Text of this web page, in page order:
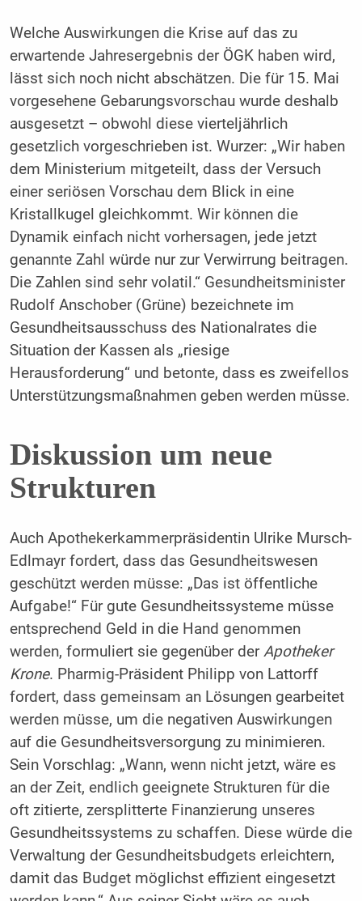
Welche Auswirkungen die Krise auf das zu
erwartende Jahresergebnis der ÖGK haben wird,
lässt sich noch nicht abschätzen. Die für 15. Mai
vorgesehene Gebarungsvorschau wurde deshalb
ausgesetzt – obwohl diese vierteljährlich
gesetzlich vorgeschrieben ist. Wurzer: „Wir haben
dem Ministerium mitgeteilt, dass der Versuch
einer seriösen Vorschau dem Blick in eine
Kristallkugel gleichkommt. Wir können die
Dynamik einfach nicht vorhersagen, jede jetzt
genannte Zahl würde nur zur Verwirrung beitragen.
Die Zahlen sind sehr volatil.“ Gesundheitsminister
Rudolf Anschober (Grüne) bezeichnete im
Gesundheitsausschuss des Nationalrates die
Situation der Kassen als „riesige
Herausforderung“ und betonte, dass es zweifellos
Unterstützungsmaßnahmen geben werden müsse.
Diskussion um neue
Strukturen
Auch Apothekerkammerpräsidentin Ulrike Mursch-
Edlmayr fordert, dass das Gesundheitswesen
geschützt werden müsse: „Das ist öffentliche
Aufgabe!“ Für gute Gesundheitssysteme müsse
entsprechend Geld in die Hand genommen
werden, formuliert sie gegenüber derApotheker
Krone. Pharmig-Präsident Philipp von Lattorff
fordert, dass gemeinsam an Lösungen gearbeitet
werden müsse, um die negativen Auswirkungen
auf die Gesundheitsversorgung zu minimieren.
Sein Vorschlag: „Wann, wenn nicht jetzt, wäre es
an der Zeit, endlich geeignete Strukturen für die
oft zitierte, zersplitterte Finanzierung unseres
Gesundheitssystems zu schaffen. Diese würde die
Verwaltung der Gesundheitsbudgets erleichtern,
damit das Budget möglichst effizient eingesetzt